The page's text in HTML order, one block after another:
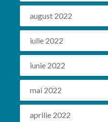
august 2022
iulie 2022
iunie 2022
mai 2022
aprilie 2022